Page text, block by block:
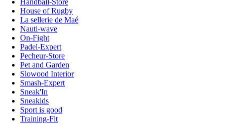
Handball-Store
House of Rugby
La sellerie de Maé
Nauti-wave
On-Fight
Padel-Expert
Pecheur-Store
Pet and Garden
Slowood Interior
Smash-Expert
Sneak'In
Sneakids
Sport is good
Training-Fit